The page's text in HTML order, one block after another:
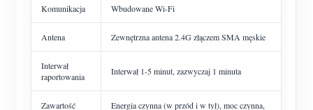
Komunikacja Wbudowane Wi-Fi
Antena Zewnętrzna antena 2.4G złączem SMA męskie
Interwał
raportowania
Interwał 1-5 minut, zazwyczaj 1 minuta
Zawartość
Energia czynna (w przód i w tył), moc czynna,